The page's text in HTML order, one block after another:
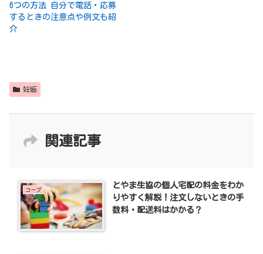
6つの方法 自分で電話・応募
するときの注意点や例文も紹
介
妊娠
関連記事
コープ
とやま生協の個人宅配の料金をわか
りやすく解説！注文しないときの手
数料・配送料はかかる？